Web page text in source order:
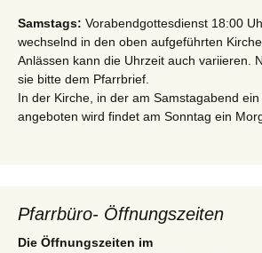
Samstags: Vorabendgottesdienst 18:00
wechselnd in den oben aufgeführten
Anlässen kann die Uhrzeit auch variieren.
sie bitte dem Pfarrbrief.
In der Kirche, in der am Samstagabend
angeboten wird findet am Sonntag ein
Pfarrbüro- Öffnungszeiten
Die Öffnungszeiten im